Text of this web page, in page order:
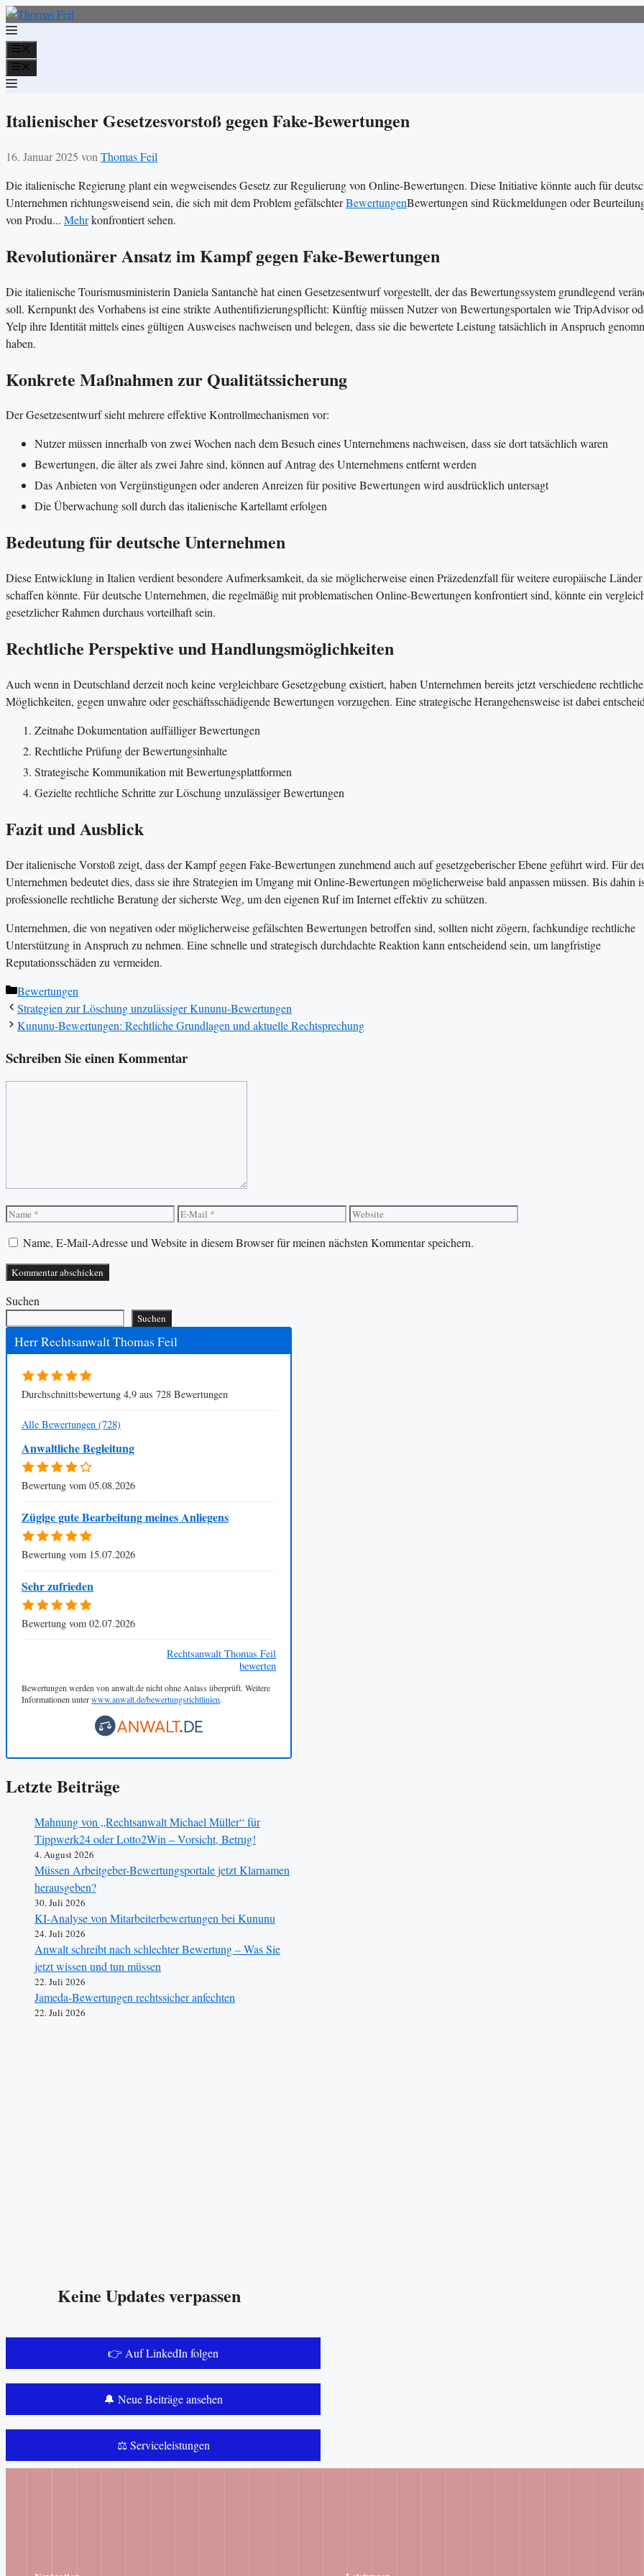
Zum
Inhalt
springen
Italienischer Gesetzesvorstoß gegen Fake-Bewertungen
16. Januar 2025 von Thomas Feil
Die italienische Regierung plant ein wegweisendes Gesetz zur Regulierung von Online-Bewertungen. Diese Initiative könnte auch für
Unternehmen richtungsweisend sein, die sich mit dem Problem gefälschterBewertungenBewertungen sind Rückmeldungen oder
von Produ... Mehrkonfrontiert sehen.
Revolutionärer Ansatz im Kampf gegen Fake-Bewertungen
Die italienische Tourismusministerin Daniela Santanchè hat einen Gesetzesentwurf vorgestellt, der das Bewertungssystem grundlegend
soll. Kernpunkt des Vorhabens ist eine strikte Authentifizierungspflicht: Künftig müssen Nutzer von Bewertungsportalen wie TripAdvisor
Yelp ihre Identität mittels eines gültigen Ausweises nachweisen und belegen, dass sie die bewertete Leistung tatsächlich in Anspruch
haben.
Konkrete Maßnahmen zur Qualitätssicherung
Der Gesetzesentwurf sieht mehrere effektive Kontrollmechanismen vor:
Nutzer müssen innerhalb von zwei Wochen nach dem Besuch eines Unternehmens nachweisen, dass sie dort tatsächlich waren
Bewertungen, die älter als zwei Jahre sind, können auf Antrag des Unternehmens entfernt werden
Das Anbieten von Vergünstigungen oder anderen Anreizen für positive Bewertungen wird ausdrücklich untersagt
Die Überwachung soll durch das italienische Kartellamt erfolgen
Bedeutung für deutsche Unternehmen
Diese Entwicklung in Italien verdient besondere Aufmerksamkeit, da sie möglicherweise einen Präzedenzfall für weitere europäische Länder
schaffen könnte. Für deutsche Unternehmen, die regelmäßig mit problematischen Online-Bewertungen konfrontiert sind, könnte ein
gesetzlicher Rahmen durchaus vorteilhaft sein.
Rechtliche Perspektive und Handlungsmöglichkeiten
Auch wenn in Deutschland derzeit noch keine vergleichbare Gesetzgebung existiert, haben Unternehmen bereits jetzt verschiedene rechtliche
Möglichkeiten, gegen unwahre oder geschäftsschädigende Bewertungen vorzugehen. Eine strategische Herangehensweise ist dabei
Zeitnahe Dokumentation auffälliger Bewertungen
Rechtliche Prüfung der Bewertungsinhalte
Strategische Kommunikation mit Bewertungsplattformen
Gezielte rechtliche Schritte zur Löschung unzulässiger Bewertungen
Fazit und Ausblick
Der italienische Vorstoß zeigt, dass der Kampf gegen Fake-Bewertungen zunehmend auch auf gesetzgeberischer Ebene geführt wird. Für
Unternehmen bedeutet dies, dass sie ihre Strategien im Umgang mit Online-Bewertungen möglicherweise bald anpassen müssen. Bis dahin
professionelle rechtliche Beratung der sicherste Weg, um den eigenen Ruf im Internet effektiv zu schützen.
Unternehmen, die von negativen oder möglicherweise gefälschten Bewertungen betroffen sind, sollten nicht zögern, fachkundige rechtliche
Unterstützung in Anspruch zu nehmen. Eine schnelle und strategisch durchdachte Reaktion kann entscheidend sein, um langfristige
Reputationsschäden zu vermeiden.
Kategorien
Bewertungen
Strategien zur Löschung unzulässiger Kununu-Bewertungen
Kununu-Bewertungen: Rechtliche Grundlagen und aktuelle Rechtsprechung
Schreiben Sie einen Kommentar
Name
E-
Website
Name, E-Mail-Adresse und Website in diesem Browser für meinen nächsten Kommentar speichern.
Suchen
Suchen
Herr Rechtsanwalt Thomas Feil
Durchschnittsbewertung 4,9 aus 728 Bewertungen
Alle Bewertungen (728)
Anwaltliche Begleitung
Bewertung vom 05.08.2026
Zügige gute Bearbeitung meines Anliegens
Bewertung vom 15.07.2026
Sehr zufrieden
Bewertung vom 02.07.2026
Rechtsanwalt Thomas Feil
bewerten
Bewertungen werden von anwalt.de nicht ohne Anlass überprüft. Weitere
Informationen unterwww.anwalt.de/bewertungsrichtlinien.
Letzte Beiträge
Mahnung von „Rechtsanwalt Michael Müller“ für
Tippwerk24 oder Lotto2Win – Vorsicht, Betrug!
4. August 2026
Müssen Arbeitgeber-Bewertungsportale jetzt Klarnamen
herausgeben?
30. Juli 2026
KI-Analyse von Mitarbeiterbewertungen bei Kununu
24. Juli 2026
Anwalt schreibt nach schlechter Bewertung – Was Sie
jetzt wissen und tun müssen
22. Juli 2026
Jameda-Bewertungen rechtssicher anfechten
22. Juli 2026
Keine Updates verpassen
👉 Auf LinkedIn folgen
🔔 Neue Beiträge ansehen
⚖️ Serviceleistungen